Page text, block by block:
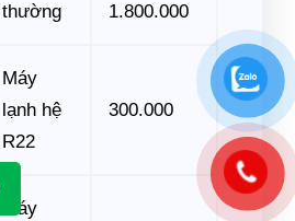
thường
1.800.000
Máy
lạnh hệ
R22
300.000
Máy